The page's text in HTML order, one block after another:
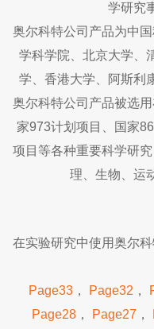
学研究
奥尔科特公司产品为中
学科学院、北京大学、
学、香港大学、阿斯利
奥尔科特公司产品被选
家973计划项目、国家
项目等各种重要科学研
理、生物、运
在实验研究中使用奥尔
Page33 ， Page32 ，
Page28 ， Page27 ，